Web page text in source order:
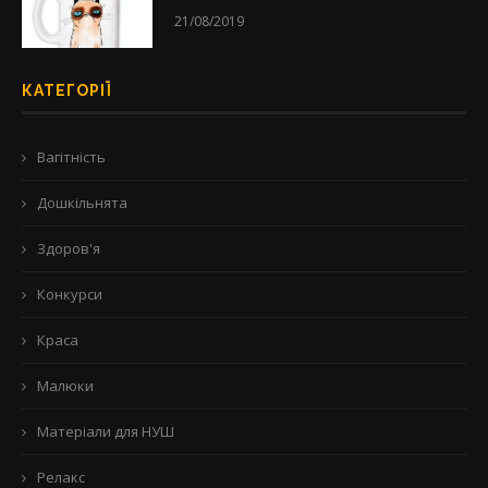
21/08/2019
КАТЕГОРІЇ
Вагітність
Дошкільнята
Здоров'я
Конкурси
Краса
Малюки
Матеріали для НУШ
Релакс